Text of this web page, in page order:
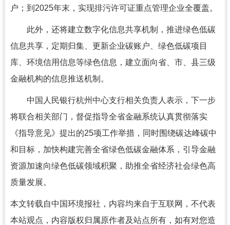
户；到2025年末，实现排污许可证重点管理企业全覆盖。
此外，还将建立数字化信息共享机制，推进绿色低碳
信息共享，定期归集、更新企业碳账户、绿色低碳项目
库、环境信用信息等绿色信息，建立面向省、市、县三级
金融机构的信息推送机制。
中国人民银行杭州中心支行相关负责人表示，下一步
将联合相关部门，督促指导全省金融系统认真贯彻落实
《指导意见》提出的25项工作举措，同时围绕碳达峰碳中
和目标，加快构建完善全省绿色低碳金融体系，引导金融
资源加速向绿色低碳领域积聚，助推全省经济社会绿色高
质量发展。
本文转载自中国环境报社，内容均来自于互联网，不代表
本站观点，内容版权归属原作者及站点所有，如有对您造